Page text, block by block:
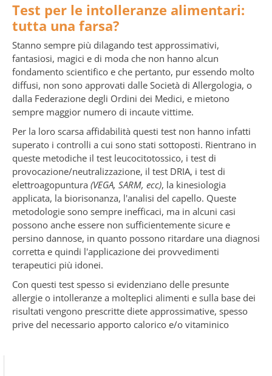
Test per le intolleranze alimentari:
tutta una farsa?
Stanno sempre più dilagando test approssimativi,
fantasiosi, magici e di moda che non hanno alcun
fondamento scientifico e che pertanto, pur essendo molto
diffusi, non sono approvati dalle Società di Allergologia, o
dalla Federazione degli Ordini dei Medici, e mietono
sempre maggior numero di incaute vittime.
Per la loro scarsa affidabilità questi test non hanno infatti
superato i controlli a cui sono stati sottoposti. Rientrano in
queste metodiche il test leucocitotossico, i test di
provocazione/neutralizzazione, il test DRIA, i test di
elettroagopuntura (VEGA, SARM, ecc), la kinesiologia
applicata, la biorisonanza, l'analisi del capello. Queste
metodologie sono sempre inefficaci, ma in alcuni casi
possono anche essere non sufficientemente sicure e
persino dannose, in quanto possono ritardare una diagnosi
corretta e quindi l'applicazione dei provvedimenti
terapeutici più idonei.
Con questi test spesso si evidenziano delle presunte
allergie o intolleranze a molteplici alimenti e sulla base dei
risultati vengono prescritte diete approssimative, spesso
prive del necessario apporto calorico e/o vitaminico